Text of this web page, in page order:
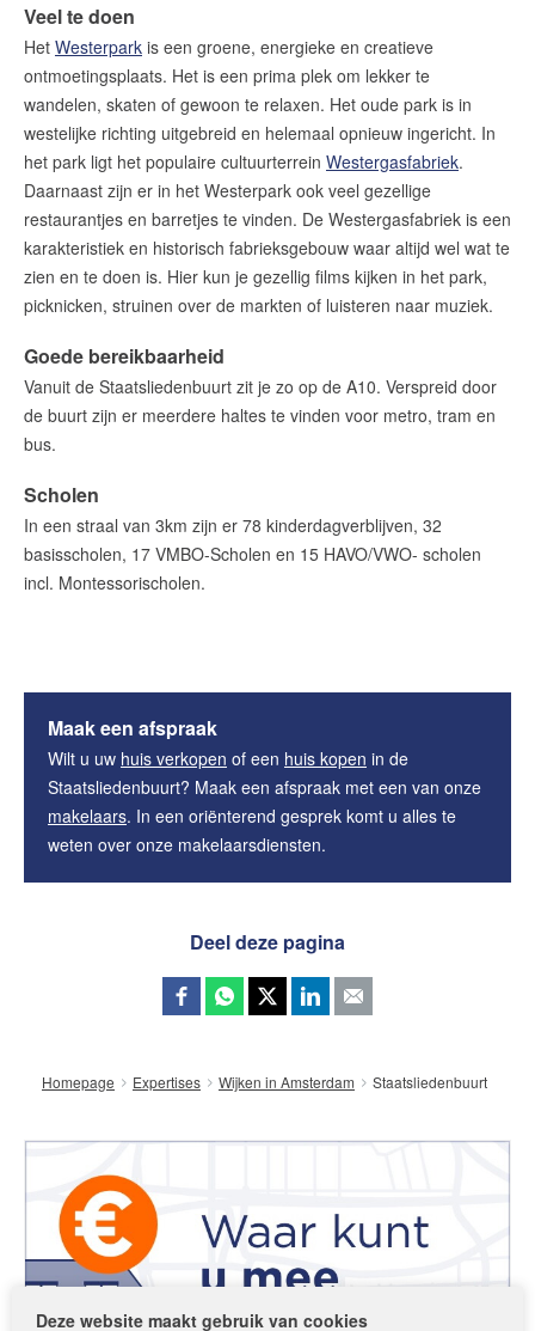
Veel te doen
Het Westerpark is een groene, energieke en creatieve
ontmoetingsplaats. Het is een prima plek om lekker te
wandelen, skaten of gewoon te relaxen. Het oude park is in
westelijke richting uitgebreid en helemaal opnieuw ingericht. In
het park ligt het populaire cultuurterrein Westergasfabriek.
Daarnaast zijn er in het Westerpark ook veel gezellige
restaurantjes en barretjes te vinden. De Westergasfabriek is een
karakteristiek en historisch fabrieksgebouw waar altijd wel wat te
zien en te doen is. Hier kun je gezellig films kijken in het park,
picknicken, struinen over de markten of luisteren naar muziek.
Goede bereikbaarheid
Vanuit de Staatsliedenbuurt zit je zo op de A10. Verspreid door
de buurt zijn er meerdere haltes te vinden voor metro, tram en
bus.
Scholen
In een straal van 3km zijn er 78 kinderdagverblijven, 32
basisscholen, 17 VMBO-Scholen en 15 HAVO/VWO- scholen
incl. Montessorischolen.
Maak een afspraak
Wilt u uw huis verkopen of een huis kopen in de
Staatsliedenbuurt? Maak een afspraak met een van onze
makelaars. In een oriënterend gesprek komt u alles te
weten over onze makelaarsdiensten.
Deel deze pagina
Homepage Expertises Wijken in Amsterdam Staatsliedenbuurt
Deze website maakt gebruik van cookies